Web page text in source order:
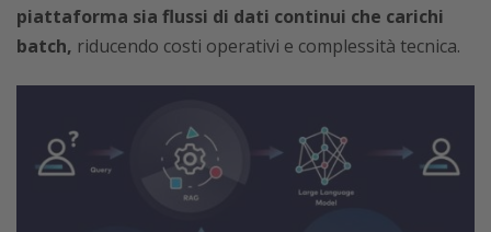
piattaforma sia flussi di dati continui che carichi
batch, riducendo costi operativi e complessità tecnica.